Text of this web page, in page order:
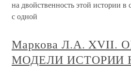
на двойственность этой истории
с одной
Маркова Л.А. XVII.
МОДЕЛИ ИСТОРИИ